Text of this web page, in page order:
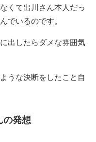
くて出川さん本人だっ
でいるのです。
出したらダメな雰囲気
うな決断をしたこと自
の発想